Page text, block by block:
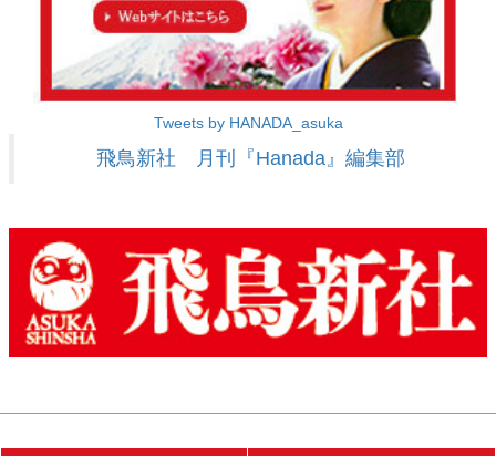
Tweets by HANADA_asuka
飛鳥新社 月刊『Hanada』編集部